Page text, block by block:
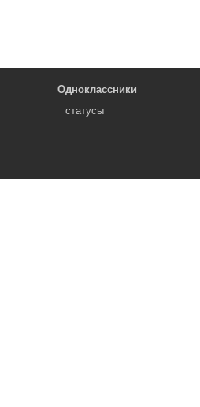
Одноклассники
статусы